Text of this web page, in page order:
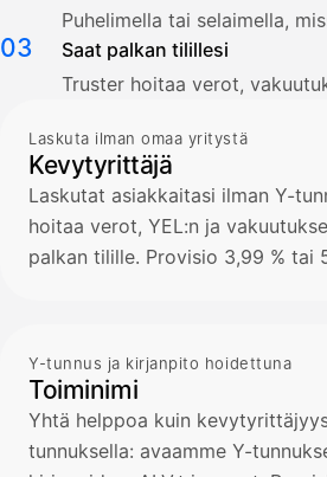
Puhelimella tai selaimella,
03
Saat palkan tilillesi
Truster hoitaa verot,
Laskuta ilman omaa yritystä
Kevytyrittäjä
Laskutat asiakkaitasi ilman Y-
hoitaa verot, YEL:n ja
palkan tilille. Provisio 3,99 % tai
Y-tunnus ja kirjanpito hoidettuna
Toiminimi
Yhtä helppoa kuin
tunnuksella: avaamme Y-